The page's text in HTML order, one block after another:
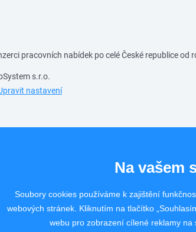
pracovních nabídek po celé České republice od
s.r.o.
nastavení
Na vašem
Soubory cookies používáme k zajištění
webových stránek. Kliknutím na tlačítko
webu pro zobrazení cílené reklamy